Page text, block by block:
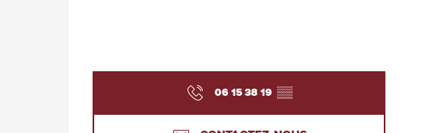
06 15 38 19 ▒▒